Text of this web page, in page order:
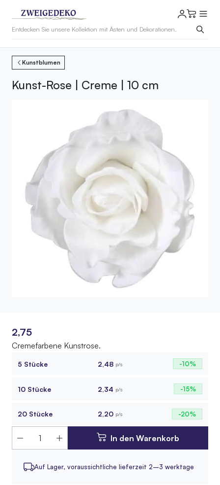
Kunstblumen
Kunst-Rose | Creme | 10 cm
2,75
Cremefarbene Kunstrose.
5 Stücke 2,48 p/s -10%
10 Stücke 2,34 p/s -15%
20 Stücke 2,20 p/s -20%
In den Warenkorb
Auf Lager, voraussichtliche lieferzeit 2–3 werktage